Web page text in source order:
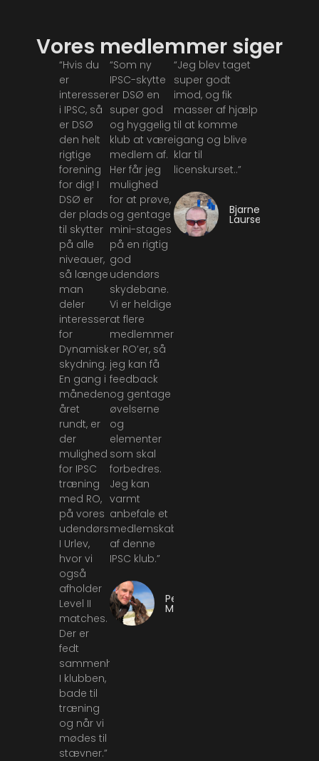
Vores medlemmer siger
“Hvis du
er
interesseret
i IPSC, så
er DSØ
den helt
rigtige
forening
for dig! I
DSØ er
der plads
til skytter
på alle
niveauer,
så længe
man
deler
interessen
for
Dynamisk
skydning.
En gang i
måneden,
året
rundt, er
der
mulighed
for IPSC
træning
med RO,
på vores
udendørsskydebane
I Urlev,
hvor vi
også
afholder
Level II
matches.
Der er
fedt
sammenhold
I klubben,
bade til
træning
og når vi
mødes til
stævner.”
“Som ny
IPSC-skytte
er DSØ en
super god
og hyggelig
klub at være
medlem af.
Her får jeg
mulighed
for at prøve,
og gentage
mini-stages
på en rigtig
god
udendørs
skydebane.
Vi er heldige
at flere
medlemmer
er RO’er, så
jeg kan få
feedback
og gentage
øvelserne
og
elementer
som skal
forbedres.
Jeg kan
varmt
anbefale et
medlemskab
af denne
IPSC klub.”
Peter
Malle
“Jeg blev taget
super godt
imod, og fik
masser af hjælp
til at komme
igang og blive
klar til
licenskurset..”
Bjarne
Laursen